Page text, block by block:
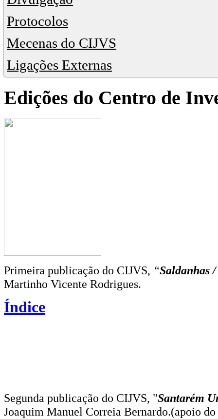
Protocolos
Mecenas do CIJVS
Ligações Externas
Edições do Centro de
Primeira publicação do CIJVS, “Saldanhas
Martinho Vicente Rodrigues.
Índice
Segunda publicação do CIJVS, "Santarém
Joaquim Manuel Correia Bernardo.(apoio